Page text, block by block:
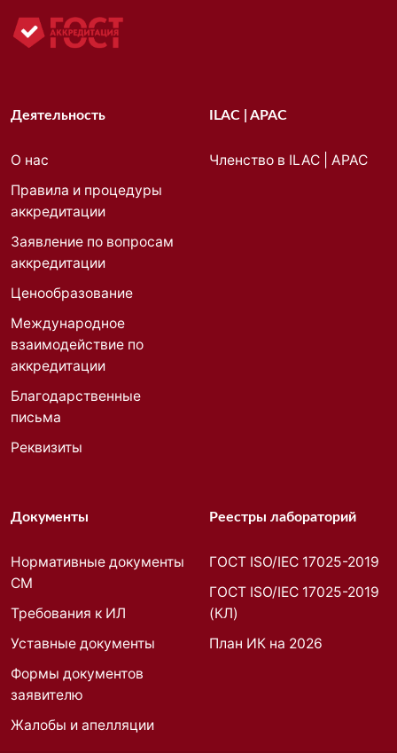
Деятельность
О нас
Правила и процедуры
аккредитации
Заявление по вопросам
аккредитации
Ценообразование
Международное
взаимодействие по
аккредитации
Благодарственные
письма
Реквизиты
ILAC | APAC
Членство в ILAC | APAC
Документы
Нормативные документы
СМ
Требования к ИЛ
Уставные документы
Формы документов
заявителю
Жалобы и апелляции
Реестры лабораторий
ГОСТ ISO/IEC 17025-2019
ГОСТ ISO/IEC 17025-2019
(КЛ)
План ИК на 2026